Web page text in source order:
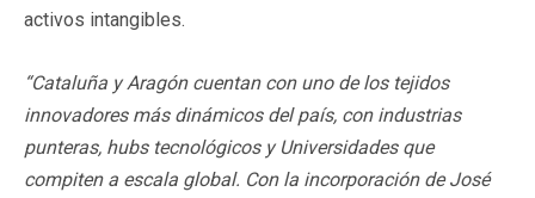
activos intangibles.
“Cataluña y Aragón cuentan con uno de los tejidos
innovadores más dinámicos del país, con industrias
punteras, hubs tecnológicos y Universidades que
compiten a escala global. Con la incorporación de José